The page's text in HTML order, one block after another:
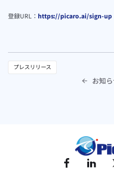
登録URL： https://picaro.ai/sign-up
プレスリリース
 お知